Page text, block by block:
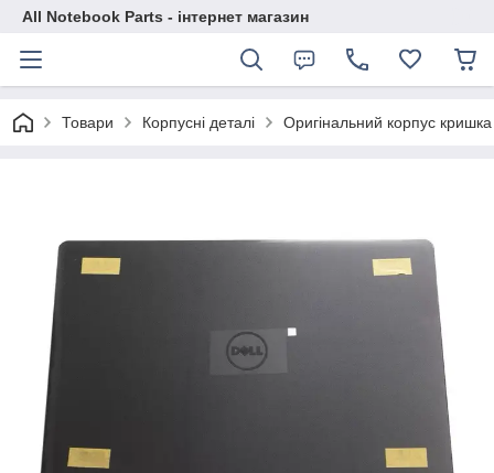
All Notebook Parts - інтернет магазин
Товари Корпусні деталі Оригінальний корпус